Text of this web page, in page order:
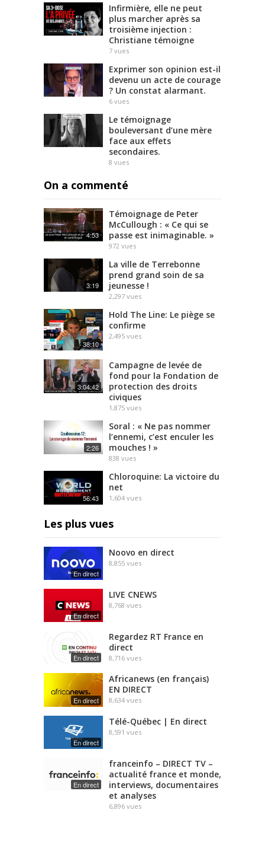
Infirmière, elle ne peut
plus marcher après sa
troisième injection :
Christiane témoigne
7 vues
Exprimer son opinion est-il
devenu un acte de courage
? Un constat alarmant.
6 vues
Le témoignage
bouleversant d’une mère
face aux effets
secondaires.
8 vues
On a commenté
4:53
Témoignage de Peter
McCullough : « Ce qui se
passe est inimaginable. »
972 vues
3:19
La ville de Terrebonne
prend grand soin de sa
jeunesse !
2,297 vues
38:10
Hold The Line: Le piège se
confirme
2,495 vues
3:04:42
Campagne de levée de
fond pour la Fondation de
protection des droits
civiques
1,875 vues
2:26
Soral : « Ne pas nommer
l’ennemi, c’est enculer les
mouches ! »
838 vues
56:43
Chloroquine: La victoire du
net
1,604 vues
Les plus vues
En direct
Noovo en direct
8,855 vues
En direct
LIVE CNEWS
8,768 vues
En direct
Regardez RT France en
direct
8,716 vues
En direct
Africanews (en français)
EN DIRECT
8,634 vues
En direct
Télé-Québec | En direct
8,591 vues
En direct
franceinfo – DIRECT TV –
actualité france et monde,
interviews, documentaires
et analyses
6,896 vues